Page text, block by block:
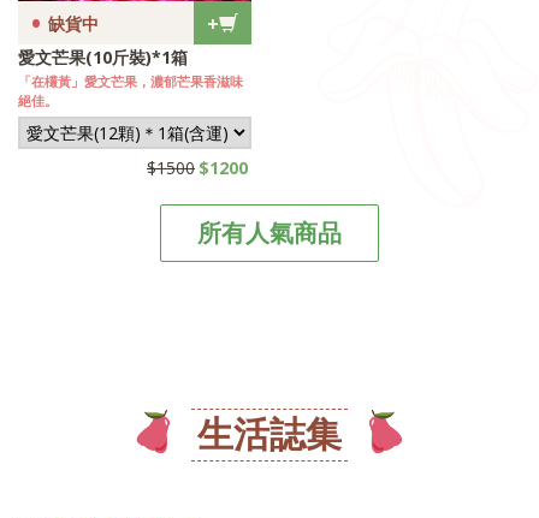
+
• 缺貨中
愛文芒果(10斤裝)*1箱
「在欉黃」愛文芒果，濃郁芒果香滋味
絕佳。
$1500 $1200
所有人氣商品
生活誌集